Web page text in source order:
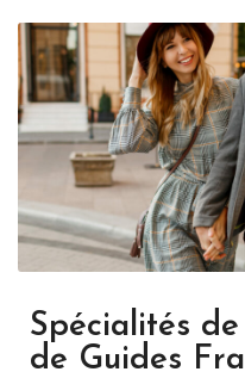
Spécialités
de Guides